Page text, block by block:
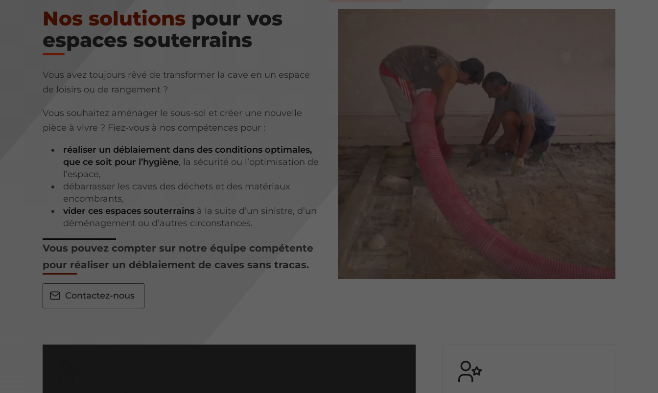
Nos solutions pour vos
espaces souterrains
Vous avez toujours rêvé de transformer la cave en un espace
de loisirs ou de rangement ?
Vous souhaitez aménager le sous-sol et créer une nouvelle
pièce à vivre ? Fiez-vous à nos compétences pour :
réaliser un déblaiement dans des conditions optimales,
que ce soit pour l’hygiène, la sécurité ou l’optimisation de
l’espace,
débarrasser les caves des déchets et des matériaux
encombrants,
vider ces espaces souterrains à la suite d’un sinistre, d’un
déménagement ou d’autres circonstances.
Vous pouvez compter sur notre équipe compétente
pour réaliser un déblaiement de caves sans tracas.
Contactez-nous